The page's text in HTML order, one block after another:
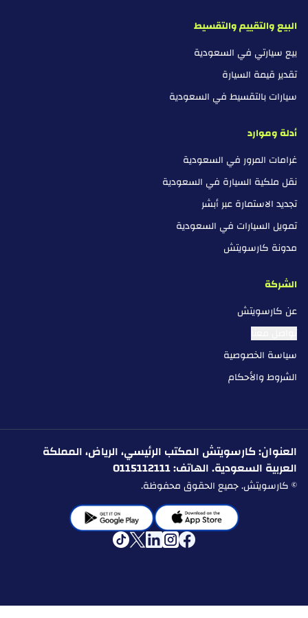
البيع والتقييم والتقسيط
بيع سيارتي في السعودية
تقدير قيمة السيارة
سيارات بالتقسيط في السعودية
أدلة وموارد
غرامات المرور في السعودية
نقل ملكية السيارة في السعودية
تجديد الاستمارة عبر أبشر
تمويل السيارات في السعودية
مدونة كارسويتش
الشركة
عن كارسويتش
تواصل معنا
سياسة الخصوصية
الشروط والأحكام
العنوان: كارسويتش المكتب الرئيسي، الرياض، المملكة
العربية السعودية. الهاتف: 0115112111
© كارسويتش. جميع الحقوق محفوظة.